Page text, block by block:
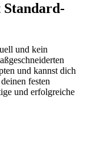
und kein
und kannst dich
festen
und erfolgreiche